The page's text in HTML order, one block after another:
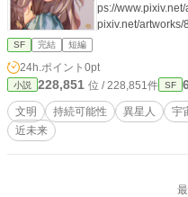
ps://
pixiv.net/artworks/
特に悪魔は災害や
た。 しかし今、
己責任となりつつ
て自らを救うべし
て生き抜く物語なのかもし
鬼』という物語
SF 完結 短編
24h.ポイント 0pt
小説 228,851 位 / 228,851件 SF
文明 持続可能性 異星人 宇
近未来